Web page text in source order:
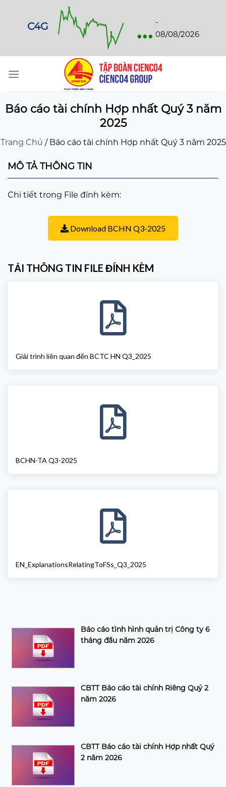
C4G ... -
08/08/2026
Báo cáo tài chính Hợp nhất Quý 3 năm
2025
Trang Chủ / Báo cáo tài chính Hợp nhất Quý 3 năm 2025
MÔ TẢ THÔNG TIN
Chi tiết trong File đính kèm:
Download BCHN Q3-2025
TẢI THÔNG TIN FILE ĐÍNH KÈM
Giải trình liên quan đến BCTC HN Q3_2025
BCHN-TA Q3-2025
EN_ExplanationsRelatingToFSs_Q3_2025
Báo cáo tình hình quản trị Công ty 6
tháng đầu năm 2026
CBTT Báo cáo tài chính Riêng Quý 2
năm 2026
CBTT Báo cáo tài chính Hợp nhất Quý
2 năm 2026